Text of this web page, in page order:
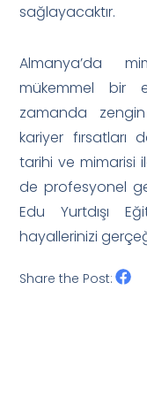
sağlayacaktır.
Almanya’da
mükemmel bir
zamanda
kariyer fırsatları
tarihi ve mimarisi
de profesyonel
Edu Yurtdışı
hayallerinizi
Share the Post: